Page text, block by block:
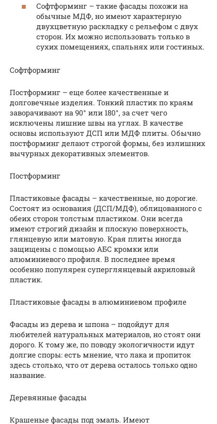
Софтформинг – такие фасады похожи на
обычные МДФ, но имеют характерную
двухцветную раскладку с рельефом с двух
сторон. Их можно использовать только в
сухих помещениях, спальнях или гостиных.
Софтформинг
Постформинг – еще более качественные и
долговечные изделия. Тонкий пластик по краям
заворачивают на 90° или 180°, за счет чего
исключены лишние швы на углах. В качестве
основы используют ДСП или МДФ плиты. Обычно
постформинг делают строгой формы, без излишних
вычурных декоративных элементов.
Постформинг
Пластиковые фасады – качественные, но дорогие.
Состоят из основания (ДСП/МДФ), облицованного с
обеих сторон толстым пластиком. Они всегда
имеют строгий дизайн и плоскую поверхность,
глянцевую или матовую. Края плиты иногда
защищены с помощью АБС кромки или
алюминиевого профиля. В последнее время
особенно популярен суперглянцевый акриловый
пластик.
Пластиковые фасады в алюминиевом профиле
Фасады из дерева и шпона – подойдут для
любителей натуральных материалов, но стоят они
дорого. К тому же, по поводу экологичности идут
долгие споры: есть мнение, что лака и пропиток
здесь столько, что от дерева осталось только одно
название.
Деревянные фасады
Крашеные фасады под эмаль. Имеют